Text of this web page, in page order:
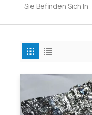
Sie Befinden Sich In :